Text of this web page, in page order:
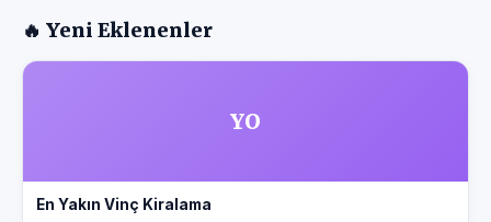
🔥 Yeni Eklenenler
YO
En Yakın Vinç Kiralama